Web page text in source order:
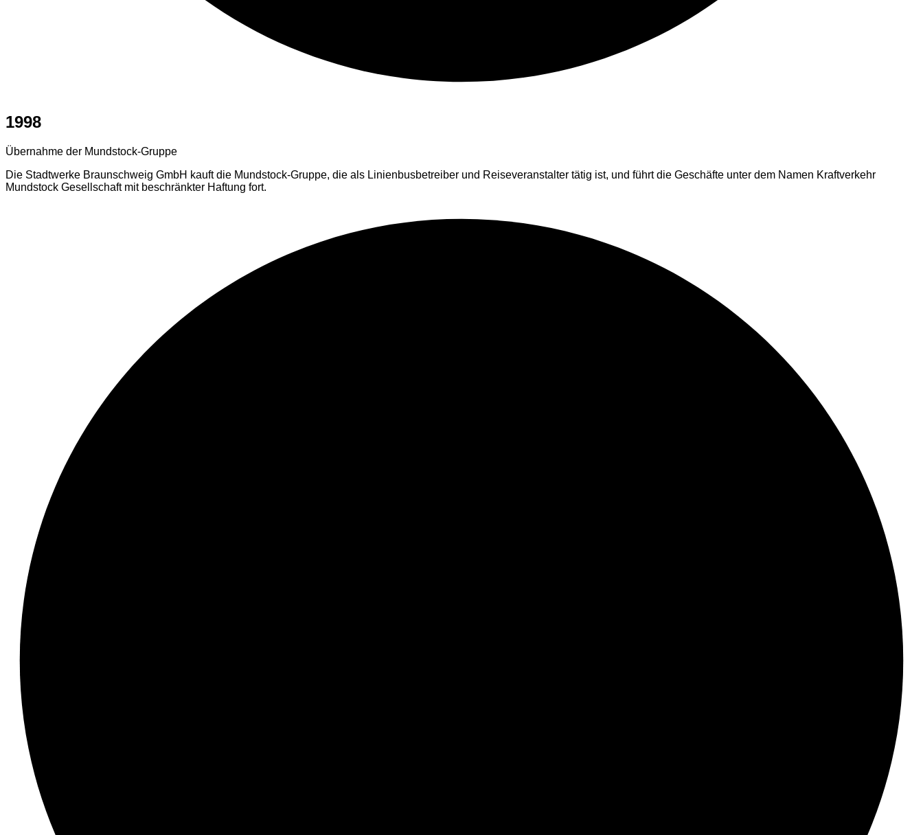
1998
Übernahme der Mundstock-Gruppe
Die Stadtwerke Braunschweig GmbH kauft die Mundstock-Gruppe, die als Linienbusbetreiber und Reiseveranstalter tätig ist, und führt die Geschäfte unter dem Namen Kraftverkehr
Mundstock Gesellschaft mit beschränkter Haftung fort.